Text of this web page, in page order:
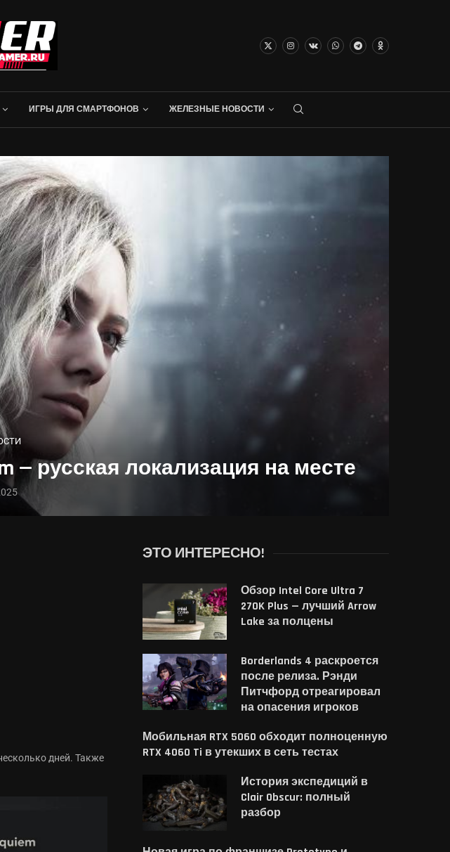
ИГРЫ ДЛЯ СМАРТФОНОВ ЖЕЛЕЗНЫЕ НОВОСТИ
— русская локализация на месте
дней. Также
ЭТО ИНТЕРЕСНО!
Обзор Intel Core Ultra 7
270K Plus — лучший Arrow
Lake за полцены
Borderlands 4 раскроется
после релиза. Рэнди
Питчфорд отреагировал
на опасения игроков
Мобильная RTX 5060 обходит полноценную
RTX 4060 Ti в утекших в сеть тестах
История экспедиций в
Clair Obscur: полный
разбор